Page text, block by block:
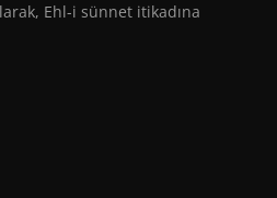
Ehl-i sünnet itikadına